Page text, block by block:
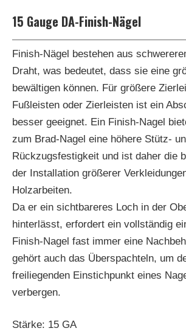
15 Gauge DA-Finish-Nägel
Finish-Nägel bestehen aus
Draht, was bedeutet, dass sie eine
bewältigen können. Für größere
Fußleisten oder Zierleisten ist ein
besser geeignet. Ein Finish-Nagel
zum Brad-Nagel eine höhere Stütz-
Rückzugsfestigkeit und ist daher die
der Installation größerer
Holzarbeiten.
Da er ein sichtbareres Loch in der
hinterlässt, erfordert ein vollständig
Finish-Nagel fast immer eine
gehört auch das Überspachteln, um
freiliegenden Einstichpunkt eines
verbergen.
Stärke: 15 GA